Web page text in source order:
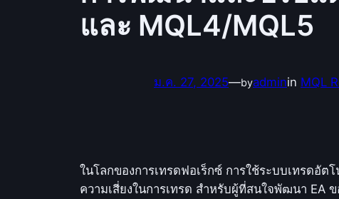
และ MQL4/MQL5
ม.ค. 27, 2025—byadminin MQL
ในโลกของการเทรดฟอเร็กซ์ การใช้ระบบเทรดอัต
ความเสี่ยงในการเทรด สำหรับผู้ที่สนใจพัฒนา EA ข